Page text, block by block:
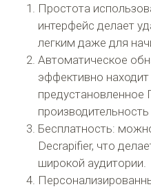
Простота
интерфейс делает
легким даже для
Автоматическое
эффективно находит
предустановленное
Бесплатность:
Decrapifier, что
широкой аудитории.